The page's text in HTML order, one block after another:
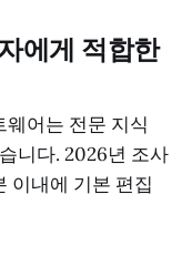
에게 적합한
어는 전문 지식
니다. 2026년 조사
이내에 기본 편집